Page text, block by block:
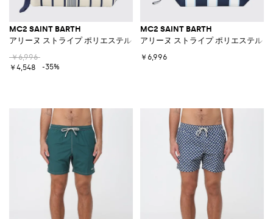
MC2 SAINT BARTH
アリーヌ ストライプ ポリエステル ポーチ
￥6,996
￥4,548
-35%
MC2 SAINT BARTH
アリーヌ ストライプ ポリエステル
￥6,996